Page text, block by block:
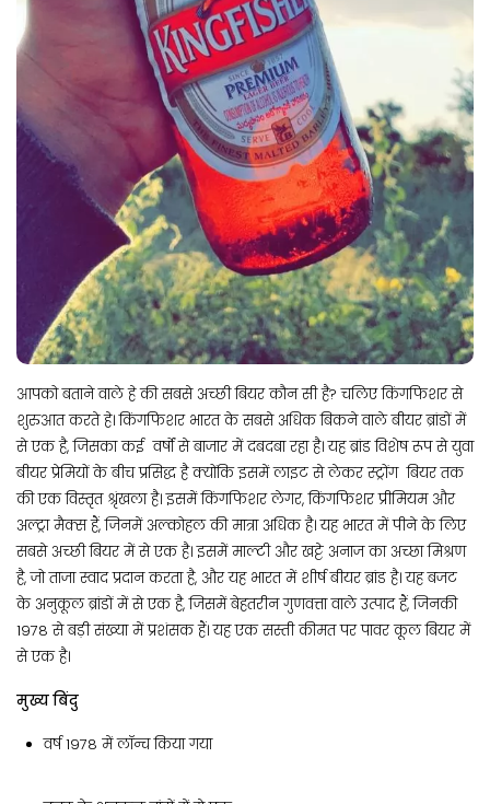
आपको बताने वाले हे की सबसे अच्छी बियर कौन सी है? चलिए किंगफिशर से
शुरुआत करते हे। किंगफिशर भारत के सबसे अधिक बिकने वाले बीयर ब्रांडों में
से एक है, जिसका कई वर्षों से बाजार में दबदबा रहा है। यह ब्रांड विशेष रूप से युवा
बीयर प्रेमियों के बीच प्रसिद्ध है क्योंकि इसमें लाइट से लेकर स्ट्रोंग बियर तक
की एक विस्तृत श्रृंखला है। इसमें किंगफिशर लेगर, किंगफिशर प्रीमियम और
अल्ट्रा मैक्स हैं, जिनमें अल्कोहल की मात्रा अधिक है। यह भारत में पीने के लिए
सबसे अच्छी बियर में से एक है। इसमें माल्टी और खट्टे अनाज का अच्छा मिश्रण
है, जो ताजा स्वाद प्रदान करता है, और यह भारत में शीर्ष बीयर ब्रांड है। यह बजट
के अनुकूल ब्रांडों में से एक है, जिसमें बेहतरीन गुणवत्ता वाले उत्पाद हैं, जिनकी
1978 से बड़ी संख्या में प्रशंसक हैं। यह एक सस्ती कीमत पर पावर कूल बियर में
से एक है।
मुख्य बिंदु
वर्ष 1978 में लॉन्च किया गया